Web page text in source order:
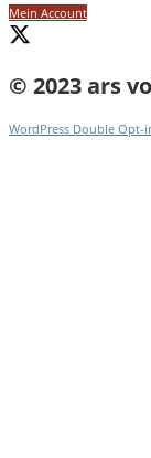
Mein Account
© 2023 ars
WordPress Double Opt-